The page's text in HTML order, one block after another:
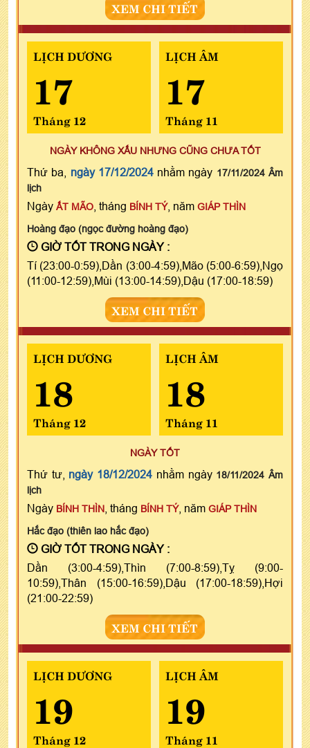
XEM CHI TIẾT
LỊCH DƯƠNG
17
Tháng 12
LỊCH ÂM
17
Tháng 11
NGÀY KHÔNG XẤU NHƯNG CŨNG CHƯA TỐT
Thứ ba, ngày 17/12/2024nhằm ngày 17/11/2024 Âm
lịch
Ngày ẤT MÃO , tháng BÍNH TÝ, năm GIÁP THÌN
Hoàng đạo (ngọc đường hoàng đạo)
GIỜ TỐT TRONG NGÀY :
Tí (23:00-0:59),Dần (3:00-4:59),Mão (5:00-6:59),Ngọ
(11:00-12:59),Mùi (13:00-14:59),Dậu (17:00-18:59)
XEM CHI TIẾT
LỊCH DƯƠNG
18
Tháng 12
LỊCH ÂM
18
Tháng 11
NGÀY TỐT
Thứ tư, ngày 18/12/2024 nhằm ngày 18/11/2024 Âm
lịch
Ngày BÍNH THÌN , tháng BÍNH TÝ, năm GIÁP THÌN
Hắc đạo (thiên lao hắc đạo)
GIỜ TỐT TRONG NGÀY :
Dần (3:00-4:59),Thìn (7:00-8:59),Tỵ (9:00-
10:59),Thân (15:00-16:59),Dậu (17:00-18:59),Hợi
(21:00-22:59)
XEM CHI TIẾT
LỊCH DƯƠNG
19
Tháng 12
LỊCH ÂM
19
Tháng 11